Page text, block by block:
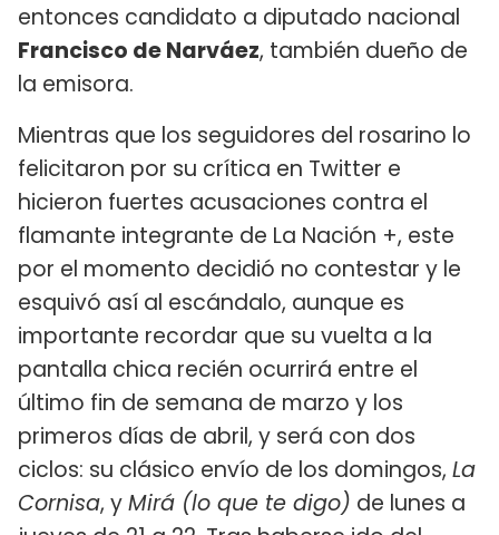
entonces candidato a diputado nacional
Francisco de Narváez, también dueño de
la emisora.
Mientras que los seguidores del rosarino lo
felicitaron por su crítica en Twitter e
hicieron fuertes acusaciones contra el
flamante integrante de La Nación +, este
por el momento decidió no contestar y le
esquivó así al escándalo, aunque es
importante recordar que su vuelta a la
pantalla chica recién ocurrirá entre el
último fin de semana de marzo y los
primeros días de abril, y será con dos
ciclos: su clásico envío de los domingos, La
Cornisa, yMirá (lo que te digo) de lunes a